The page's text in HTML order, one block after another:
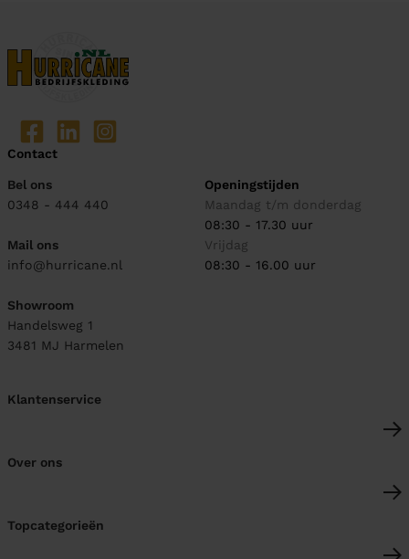
Contact
Bel ons
0348 - 444 440
Mail ons
info@hurricane.nl
Showroom
Handelsweg 1
3481 MJ Harmelen
Openingstijden
Maandag t/m donderdag
08:30 - 17.30 uur
Vrijdag
08:30 - 16.00 uur
Klantenservice
Over ons
Topcategorieën